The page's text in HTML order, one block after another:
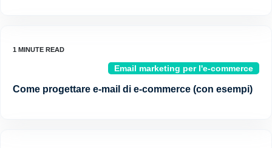
Email marketing per l'e-commerce
Come progettare e-mail di e-commerce (con esempi)